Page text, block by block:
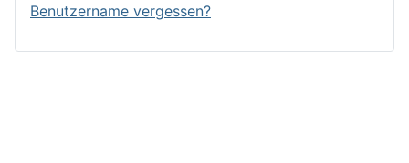
Benutzername vergessen?